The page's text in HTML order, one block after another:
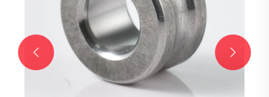
 